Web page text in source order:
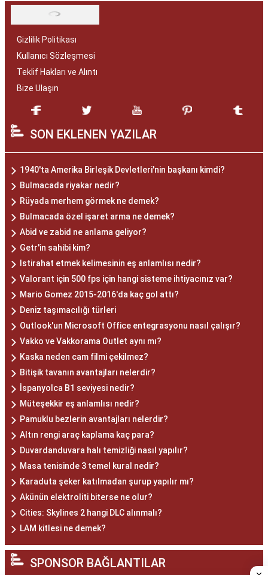
Gizlilik Politikası
Kullanıcı Sözleşmesi
Teklif Hakları ve Alıntı
Bize Ulaşın
SON EKLENEN YAZILAR
1940'ta Amerika Birleşik Devletleri'nin başkanı kimdi?
Bulmacada riyakar nedir?
Rüyada merhem görmek ne demek?
Bulmacada özel işaret arma ne demek?
Abid ve zabid ne anlama geliyor?
Getr'in sahibi kim?
Istirahat etmek kelimesinin eş anlamlısı nedir?
Valorant için 500 fps için hangi sisteme ihtiyacınız var?
Mario Gomez 2015-2016'da kaç gol attı?
Deniz taşımacılığı türleri
Outlook'un Microsoft Office entegrasyonu nasıl çalışır?
Vakko ve Vakkorama Outlet aynı mı?
Kaska neden cam filmi çekilmez?
Bitişik tavanın avantajları nelerdir?
İspanyolca B1 seviyesi nedir?
Müteşekkir eş anlamlısı nedir?
Pamuklu bezlerin avantajları nelerdir?
Altın rengi araç kaplama kaç para?
Duvardanduvara halı temizliği nasıl yapılır?
Masa tenisinde 3 temel kural nedir?
Karaduta şeker katılmadan şurup yapılır mı?
Akünün elektroliti biterse ne olur?
Cities: Skylines 2 hangi DLC alınmalı?
LAM kitlesi ne demek?
SPONSOR BAĞLANTILAR